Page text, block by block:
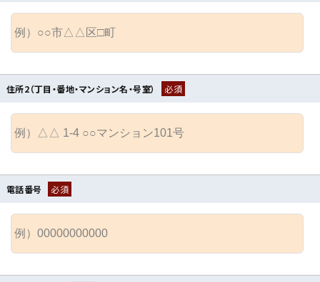
住所2（丁目・番地・マンション名・号室） 必須
電話番号 必須